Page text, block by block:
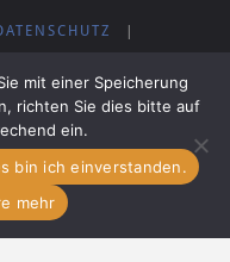
WordPress.
mit einer Speicherung
richten Sie dies bitte auf
ein.
bin ich einverstanden.
mehr